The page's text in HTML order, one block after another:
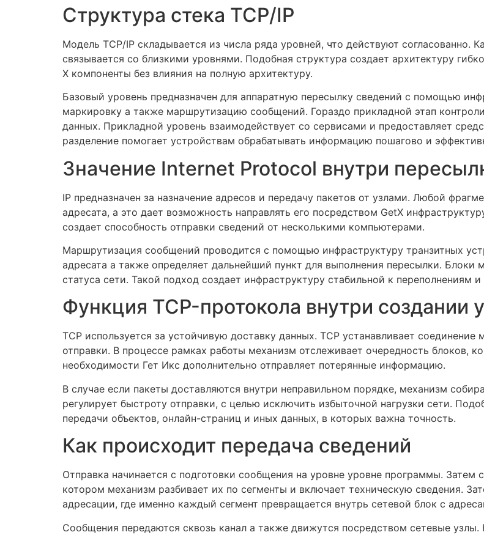
Структура стека TCP/IP
Модель TCP/IP складывается из числа ряда уровней, что действуют
связывается со близкими уровнями. Подобная структура создает архитектуру
X компоненты без влияния на полную архитектуру.
Базовый уровень предназначен для аппаратную пересылку сведений с помощью
маркировку а также маршрутизацию сообщений. Гораздо прикладной этап
данных. Прикладной уровень взаимодействует со сервисами и предоставляет
разделение помогает устройствам обрабатывать информацию пошагово и
Значение Internet Protocol внутри
IP предназначен за назначение адресов и передачу пакетов от узлами. Любой
адресата, а это дает возможность направлять его посредством GetX
создает способность отправки сведений от несколькими компьютерами.
Маршрутизация сообщений проводится с помощью инфраструктуру транзитных
адресата а также определяет дальнейший пункт для выполнения пересылки. Блоки
статуса сети. Такой подход создает инфраструктуру стабильной к переполнениям
Функция TCP-протокола внутри создании
TCP используется за устойчивую доставку данных. TCP устанавливает
отправки. В процессе рамках работы механизм отслеживает очередность блоков,
необходимости Гет Икс дополнительно отправляет потерянные информацию.
В случае если пакеты доставляются внутри неправильном порядке, механизм
регулирует быстроту отправки, с целью исключить избыточной нагрузки сети.
передачи объектов, онлайн-страниц и иных данных, в которых важна точность.
Как происходит передача сведений
Отправка начинается с подготовки сообщения на уровне уровне программы. Затем
котором механизм разбивает их по сегменты и включает техническую сведения.
адресации, где именно каждый сегмент превращается внутрь сетевой блок с
Сообщения передаются сквозь канал а также движутся посредством сетевые